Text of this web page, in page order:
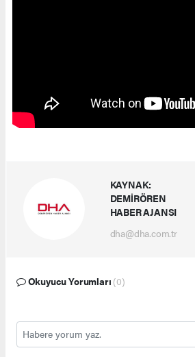
KAYNAK:
DEMİRÖREN
HABER AJANSI
dha@dha.com.tr
Okuyucu Yorumları (0)